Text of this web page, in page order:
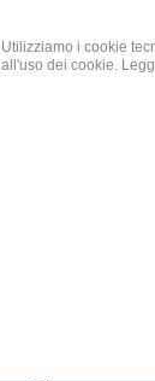
Utilizziamo i cookie
all'uso dei cookie.